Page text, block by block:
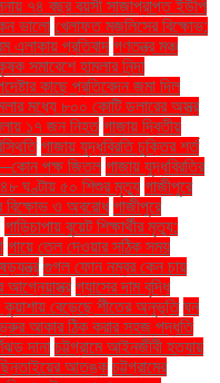
৭৪ বছর বয়সী সাজাপ্রাপ্ত ইউপি
ভালো খেলাফত মজলিসের বিক্ষোভ:
এলাকায় প্রতিবাদ গণতন্ত্র মঞ্চ
সমাবেশে হামলার নিন্দা
কাছে প্রতিবেদন জমা দিল
মধ্যে ৮০০ কোটি ডলারের অস্ত্র
১৭ জন নিহত গাজায় দ্বিতীয়
গাজায় যুদ্ধবিরতি চুক্তির শর্ত
পক্ষ জিতল গাজায় যুদ্ধবিরতির
৪৮ ঘণ্টায় ৫০ শিশুর মৃত্যু গাজীপুরে
বিক্ষোভ ও অবরোধ গাজীপুরে
গাড়িচাপায় বুয়েট শিক্ষার্থীর মৃত্যু:
গায়ে তেল দেওয়ার সঠিক সময়
গুগল ফোন নম্বর কেন চায়
আগ্নেয়াস্ত্র গ্যাসের দাম বৃদ্ধি
কুয়াশায় বেড়েছে শীতের অনুভূতি ঘন
আকার ঠিক করার সহজ পদ্ধতি
দানা চট্টগ্রামে আইনজীবী হত্যায়
ছিনতাইয়ের আতঙ্ক চট্টগ্রামের